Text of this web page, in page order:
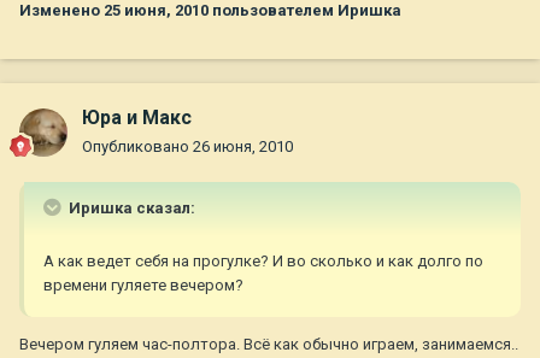
Изменено 25 июня, 2010 пользователем Иришка
Юра и Макс
Опубликовано 26 июня, 2010
Иришка сказал:
А как ведет себя на прогулке? И во сколько и как долго по
времени гуляете вечером?
Вечером гуляем час-полтора. Всё как обычно играем, занимаемся..